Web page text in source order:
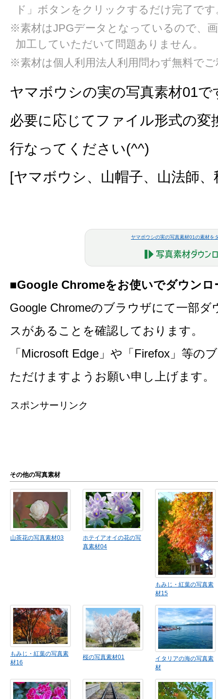
ド」ボタンをクリックするだけ完了です
※素材はJPGデータとなっているので、
加工していただいて問題ありません。
※素材は個人利用法人利用問わず無料で
ヤマボウシの実の写真素材01で
必要に応じてファイル形式の変
行なってください(^^)
[ヤマボウシ、山帽子、山法師
ヤマボウシの実の写真素材01の素材を
■Google Chromeをお使いでダウンロ
Google Chromeのブラウザにて一部
スがあることを確認しております。
「Microsoft Edge」や「Firefox」等の
ただけますようお願い申し上げます。
スポンサーリンク
その他の写真素材
山茶花の写真素材03
ホテイアオイの花の写
真素材04
もみじ・紅葉の写真素
材15
もみじ・紅葉の写真素
材16
桜の写真素材01
イタリアの海の写真素
材